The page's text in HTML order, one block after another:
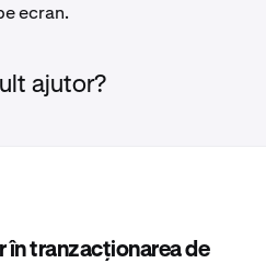
ecran.
ajutor?
în tranzacționarea de